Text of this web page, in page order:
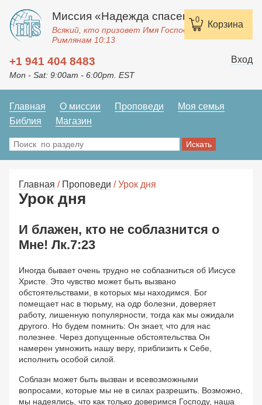
0 Корзина
Миссия «Надежда спасения»
Всякий, кто призовет Имя Господне, спасется.
Римлянам 10:13
+1 941 404 8483
Mon - Sat: 9:00am - 6:00pm. EST
Вход
Главная О миссии Проповеди
Моя семья
Библия
Магазин
Главная / Проповеди / Урок дня
Урок дня
И блажен, кто не соблазнится о
Мне! Лк.7:23
Иногда бывает очень трудно не соблазниться об Иисусе
Христе. Это чувство может быть вызвано
обстоятельствами, в которых мы находимся. Бог
помещает нас в тюрьму, на одр болезни, доверяет
работу, лишенную популярности, тогда как мы ожидали
другого. Но будем помнить: Он знает, что для нас
полезнее. Через допущенные обстоятельства Он
намерен умножить нашу веру, приблизить к Себе,
исполнить особой силой.
Соблазн может быть вызван и всевозможными
вопросами, которые мы не в силах разрешить. Возможно,
мы надеялись, что как только доверимся Господу, наша